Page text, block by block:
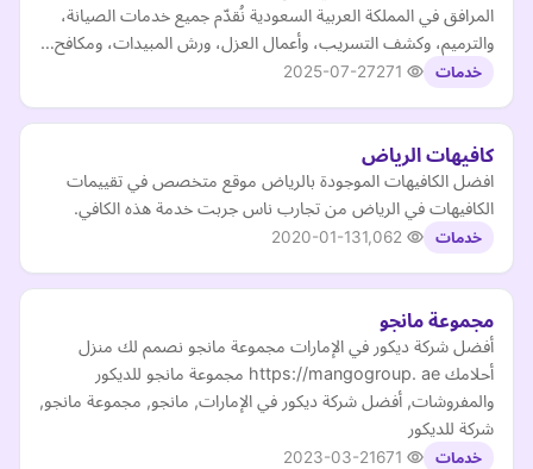
المرافق في المملكة العربية السعودية نُقدّم جميع خدمات الصيانة،
والترميم، وكشف التسريب، وأعمال العزل، ورش المبيدات، ومكافح…
خدمات 2025-07-27
كافيهات الرياض
افضل الكافيهات الموجودة بالرياض موقع متخصص في تقييمات
الكافيهات في الرياض من تجارب ناس جربت خدمة هذه الكافي.
خدمات 2020-01-13
مجموعة مانجو
أفضل شركة ديكور في الإمارات مجموعة مانجو نصمم لك منزل
أحلامك https://mangogroup. ae مجموعة مانجو للديكور
والمفروشات, أفضل شركة ديكور في الإمارات, مانجو, مجموعة مانجو,
شركة للديكور
خدمات 2023-03-21